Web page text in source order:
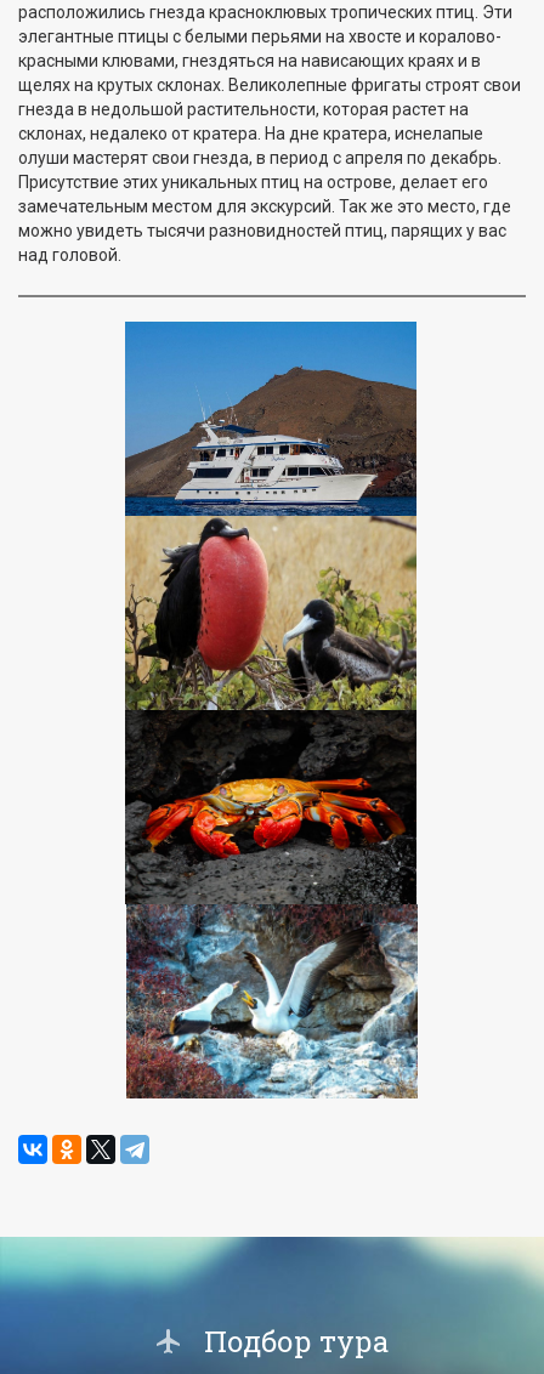
расположились гнезда красноклювых тропических птиц. Эти
элегантные птицы с белыми перьями на хвосте и коралово-
красными клювами, гнездяться на нависающих краях и в
щелях на крутых склонах. Великолепные фригаты строят свои
гнезда в недольшой растительности, которая растет на
склонах, недалеко от кратера. На дне кратера, иснелапые
олуши мастерят свои гнезда, в период с апреля по декабрь.
Присутствие этих уникальных птиц на острове, делает его
замечательным местом для экскурсий. Так же это место, где
можно увидеть тысячи разновидностей птиц, парящих у вас
над головой.
Подбор тура